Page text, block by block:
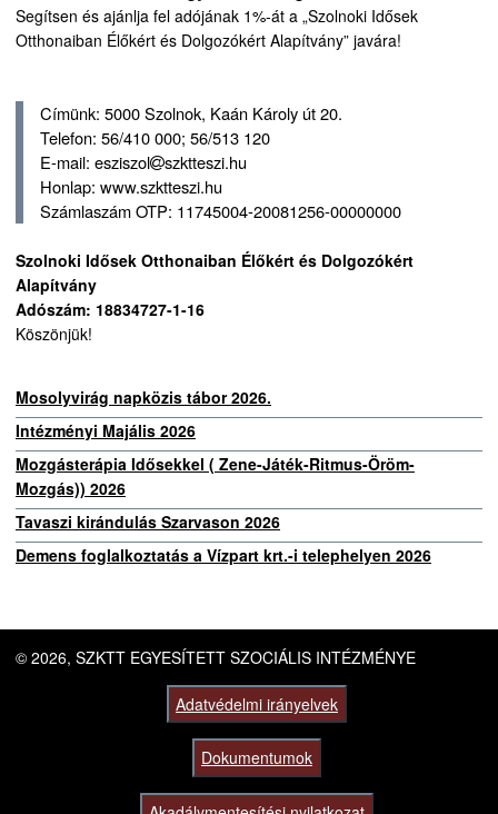
Segítsen és ajánlja fel adójának 1%-át a „Szolnoki Idősek
Otthonaiban Élőkért és Dolgozókért Alapítvány” javára!
Címünk: 5000 Szolnok, Kaán Károly út 20.
Telefon: 56/410 000; 56/513 120
E-mail: esziszol
szktteszi.hu
Honlap: www.szktteszi.hu
Számlaszám OTP: 11745004-20081256-00000000
Szolnoki Idősek Otthonaiban Élőkért és Dolgozókért
Alapítvány
Adószám: 18834727-1-16
Köszönjük!
Mosolyvirág napközis tábor 2026.
Intézményi Majális 2026
Mozgásterápia Idősekkel ( Zene-Játék-Ritmus-Öröm-
Mozgás)) 2026
Tavaszi kirándulás Szarvason 2026
Demens foglalkoztatás a Vízpart krt.-i telephelyen 2026
© 2026, SZKTT EGYESÍTETT SZOCIÁLIS INTÉZMÉNYE
Adatvédelmi irányelvek
Dokumentumok